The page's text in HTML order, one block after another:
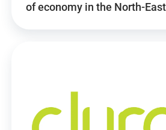
of economy in the North-